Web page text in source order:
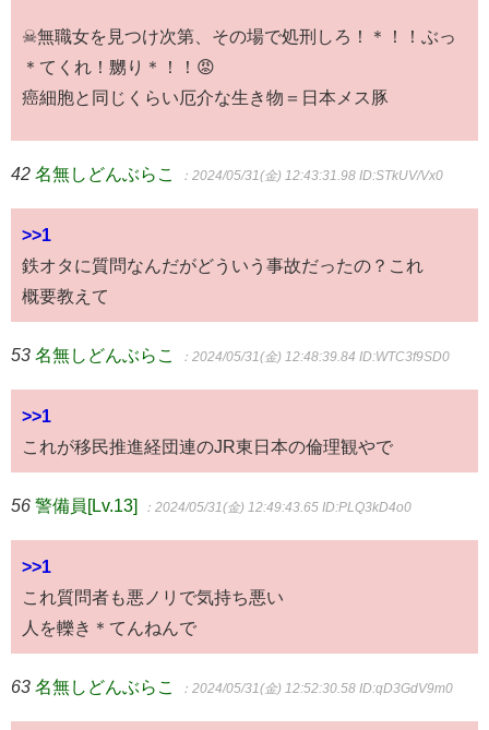
☠無職女を見つけ次第、その場で処刑しろ！＊！！ぶっ
＊てくれ！嬲り＊！！😡
癌細胞と同じくらい厄介な生き物＝日本メス豚
42 名無しどんぶらこ ：2024/05/31(金) 12:43:31.98 ID:STkUV/Vx0
>>1
鉄オタに質問なんだがどういう事故だったの？これ
概要教えて
53 名無しどんぶらこ ：2024/05/31(金) 12:48:39.84 ID:WTC3f9SD0
>>1
これが移民推進経団連のJR東日本の倫理観やで
56 警備員[Lv.13] ：2024/05/31(金) 12:49:43.65 ID:PLQ3kD4o0
>>1
これ質問者も悪ノリで気持ち悪い
人を轢き＊てんねんで
63 名無しどんぶらこ ：2024/05/31(金) 12:52:30.58 ID:qD3GdV9m0